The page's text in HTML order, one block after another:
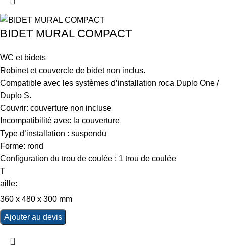
BIDET MURAL COMPACT
WC et bidets
Robinet et couvercle de bidet non inclus.
Compatible avec les systèmes d’installation roca Duplo One /
Duplo S.
Couvrir: couverture non incluse
Incompatibilité avec la couverture
Type d’installation : suspendu
Forme: rond
Configuration du trou de coulée : 1 trou de coulée
T
aille:
360 x 480 x 300 mm
Ajouter au devis